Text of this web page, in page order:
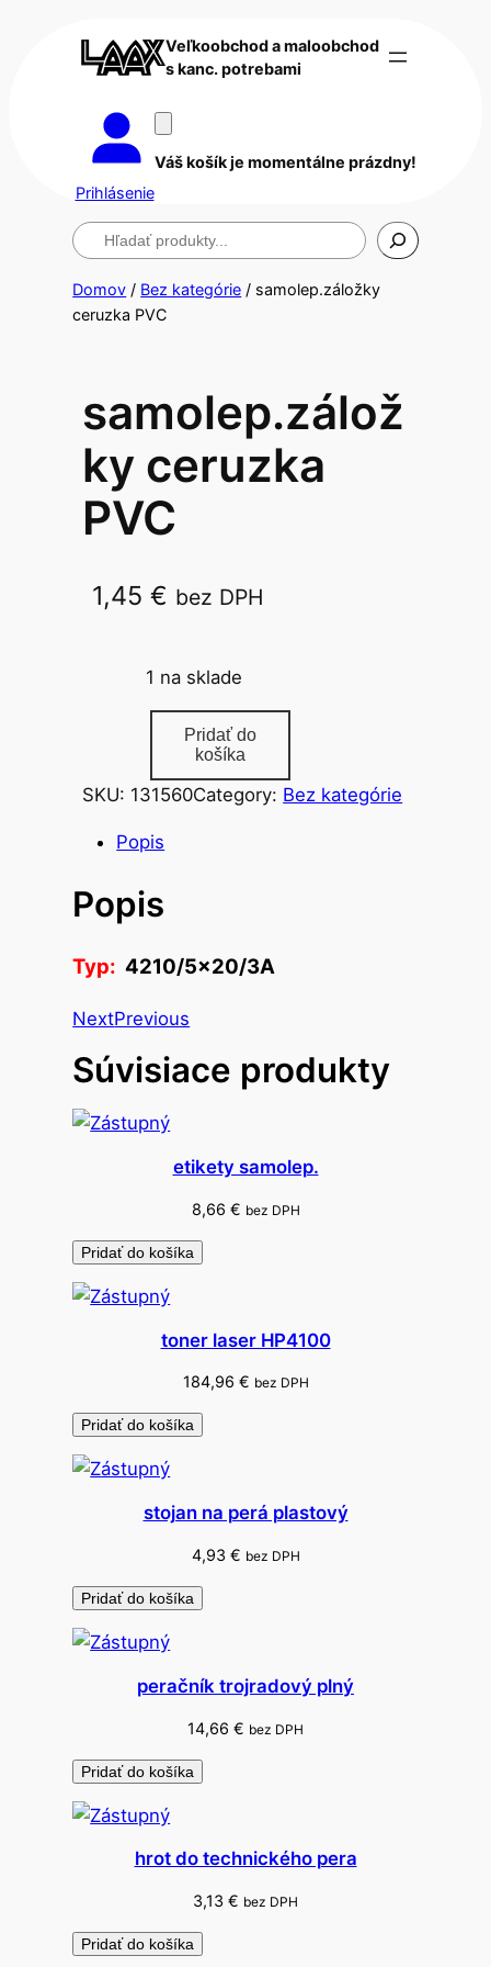
Veľkoobchod a maloobchod
s kanc. potrebami
Prihlásenie
Váš košík je momentálne prázdny!
Hľadanie
Domov / Bez kategórie / samolep.záložky
ceruzka PVC
samolep.zálož
ky ceruzka
PVC
1,45€ bez DPH
1 na sklade
o
ž
s
v
o
a
m
l
p
l
o
ž
e
r
u
k
V
C
Pridať do
košíka
SKU: 131560Category: Bez kategórie
Popis
Popis
Typ:4210/5×20/3A
NextPrevious
Súvisiace produkty
etikety samolep.
8,66 € bez DPH
Pridať do košíka
toner laser HP4100
184,96 € bez DPH
Pridať do košíka
stojan na perá plastový
4,93 € bez DPH
Pridať do košíka
peračník trojradový plný
14,66 € bez DPH
Pridať do košíka
hrot do technického pera
3,13 € bez DPH
Pridať do košíka